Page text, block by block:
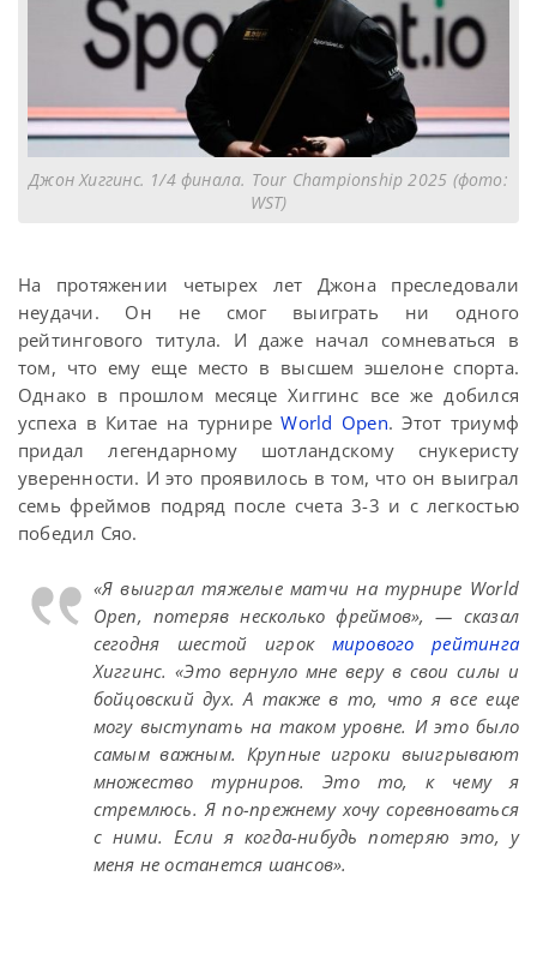
Джон Хиггинс. 1/4 финала. Tour Championship 2025 (фото:
WST)
На протяжении четырех лет Джона преследовали
неудачи. Он не смог выиграть ни одного
рейтингового титула. И даже начал сомневаться в
том, что ему еще место в высшем эшелоне спорта.
Однако в прошлом месяце Хиггинс все же добился
успеха в Китае на турниреWorld Open. Этот триумф
придал легендарному шотландскому снукеристу
уверенности. И это проявилось в том, что он выиграл
семь фреймов подряд после счета 3-3 и с легкостью
победил Сяо.
«Я выиграл тяжелые матчи на турнире World
Open, потеряв несколько фреймов», — сказал
сегодня шестой игрок мирового рейтинга
Хиггинс. «Это вернуло мне веру в свои силы и
бойцовский дух. А также в то, что я все еще
могу выступать на таком уровне. И это было
самым важным. Крупные игроки выигрывают
множество турниров. Это то, к чему я
стремлюсь. Я по-прежнему хочу соревноваться
с ними. Если я когда-нибудь потеряю это, у
меня не останется шансов».